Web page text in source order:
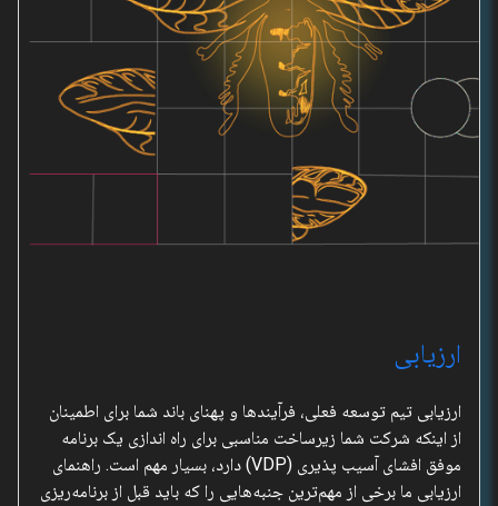
ارزیابی
ارزیابی تیم توسعه فعلی، فرآیندها و پهنای باند شما برای اطمینان
از اینکه شرکت شما زیرساخت مناسبی برای راه اندازی یک برنامه
موفق افشای آسیب پذیری (VDP) دارد، بسیار مهم است. راهنمای
ارزیابی ما برخی از مهم‌ترین جنبه‌هایی را که باید قبل از برنامه‌ریزی